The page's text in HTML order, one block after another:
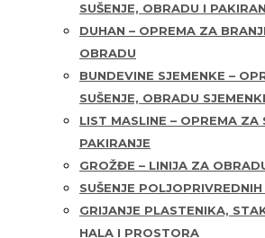
SUŠENJE, OBRADU I
DUHAN – OPREMA ZA
OBRADU
BUNDEVINE SJEMENKE –
SUŠENJE, OBRADU
LIST MASLINE – OPREMA ZA
PAKIRANJE
GROŽĐE – LINIJA ZA
SUŠENJE
GRIJANJE PLASTENIKA,
HALA I PROSTORA